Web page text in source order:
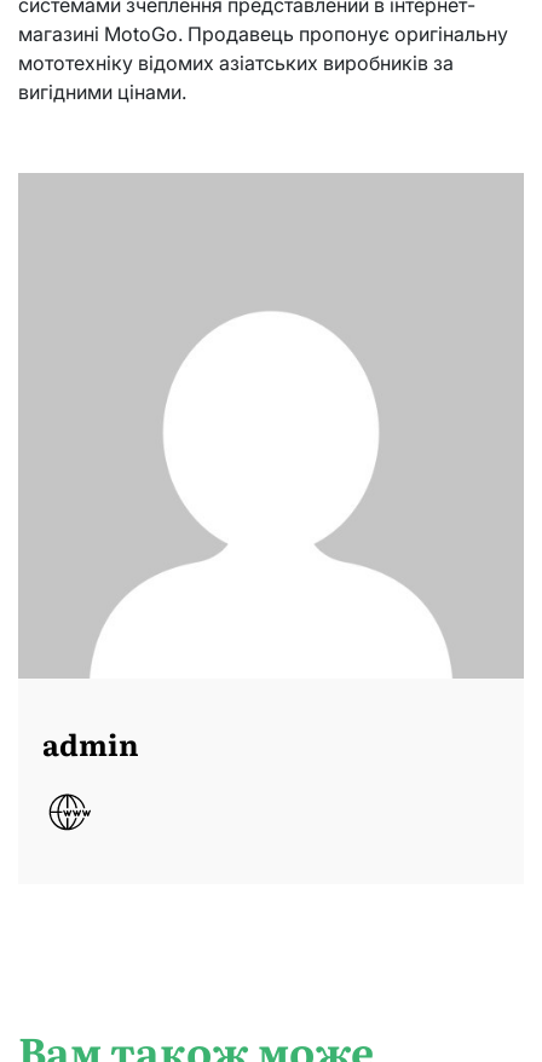
системами зчеплення представлений в інтернет-
магазині MotoGo. Продавець пропонує оригінальну
мототехніку відомих азіатських виробників за
вигідними цінами.
admin